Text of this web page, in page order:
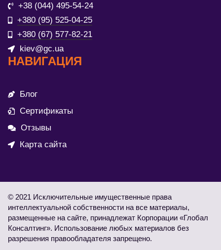
+38 (044) 495-54-24
+380 (95) 525-04-25
+380 (67) 577-82-21
kiev@gc.ua
НАВИГАЦИЯ
Блог
Сертификаты
Отзывы
Карта сайта
© 2021 Исключительные имущественные права
интеллектуальной собственности на все материалы,
размещенные на сайте, принадлежат Корпорации «Глобал
Консалтинг». Использование любых материалов без
разрешения правообладателя запрещено.